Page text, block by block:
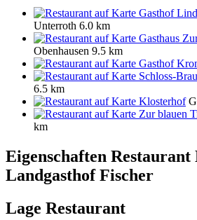
Gasthof
Unterroth 6.0 km
Gasthaus
Obenhausen 9.5 km
Gasthof
Schloss-
6.5 km
Klosterhof
Zur blauen
km
Eigenschaften Restaurant
Landgasthof Fischer
Lage Restaurant